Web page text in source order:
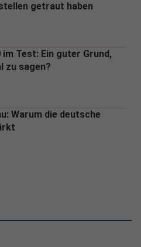
getraut haben
im Test: Ein guter Grund,
zu sagen?
Warum die deutsche